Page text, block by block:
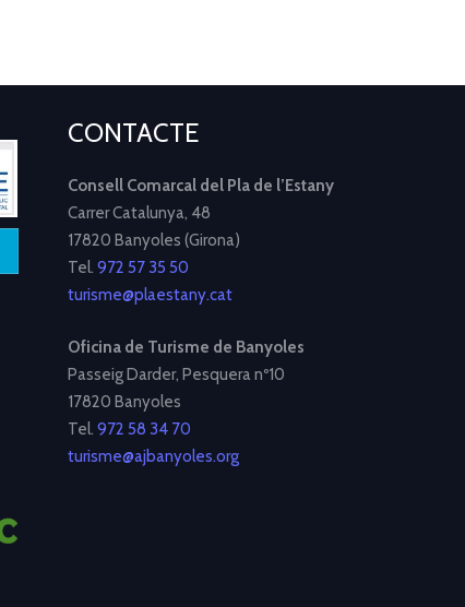
CONTACTE
Consell Comarcal del Pla de l’Estany
Carrer Catalunya, 48
17820 Banyoles (Girona)
Tel. 972 57 35 50
turisme@plaestany.cat
Oficina de Turisme de Banyoles
Passeig Darder, Pesquera nº10
17820 Banyoles
Tel. 972 58 34 70
turisme@ajbanyoles.org